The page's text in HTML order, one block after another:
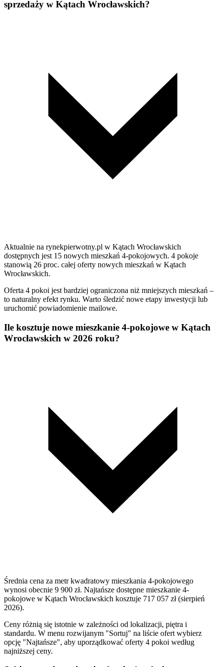
sprzedaży w Kątach Wrocławskich?
Aktualnie na rynekpierwotny.pl w Kątach Wrocławskich
dostępnych jest 15 nowych mieszkań 4-pokojowych. 4 pokoje
stanowią 26 proc. całej oferty nowych mieszkań w Kątach
Wrocławskich.
Oferta 4 pokoi jest bardziej ograniczona niż mniejszych mieszkań –
to naturalny efekt rynku. Warto śledzić nowe etapy inwestycji lub
uruchomić powiadomienie mailowe.
Ile kosztuje nowe mieszkanie 4-pokojowe w Kątach
Wrocławskich w 2026 roku?
Średnia cena za metr kwadratowy mieszkania 4-pokojowego
wynosi obecnie 9 900 zł. Najtańsze dostępne mieszkanie 4-
pokojowe w Kątach Wrocławskich kosztuje 717 057 zł (sierpień
2026).
Ceny różnią się istotnie w zależności od lokalizacji, piętra i
standardu. W menu rozwijanym "Sortuj" na liście ofert wybierz
opcję "Najtańsze", aby uporządkować oferty 4 pokoi według
najniższej ceny.